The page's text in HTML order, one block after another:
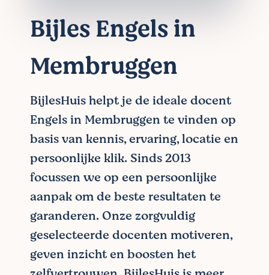
Bijles Engels in
Membruggen
BijlesHuis helpt je de ideale docent
Engels in Membruggen te vinden op
basis van kennis, ervaring, locatie en
persoonlijke klik. Sinds 2013
focussen we op een persoonlijke
aanpak om de beste resultaten te
garanderen. Onze zorgvuldig
geselecteerde docenten motiveren,
geven inzicht en boosten het